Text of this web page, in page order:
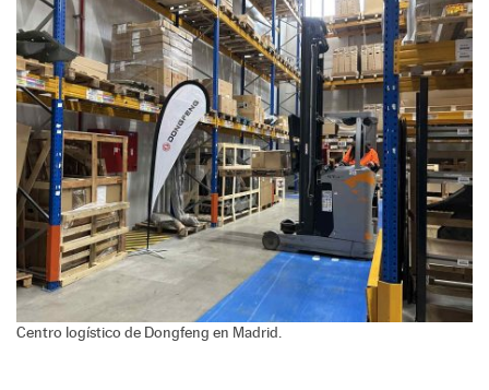
Centro logístico de Dongfeng en Madrid.